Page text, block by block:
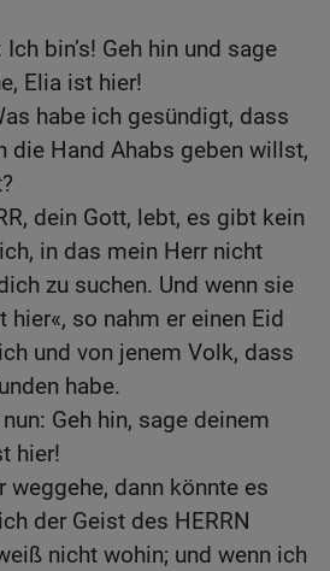
bin’s! Geh hin und sage
Elia ist hier!
habe ich gesündigt, dass
die Hand Ahabs geben willst,
dein Gott, lebt, es gibt kein
in das mein Herr nicht
zu suchen. Und wenn sie
hier«, so nahm er einen Eid
und von jenem Volk, dass
habe.
Geh hin, sage deinem
hier!
weggehe, dann könnte es
der Geist des HERRN
nicht wohin; und wenn ich